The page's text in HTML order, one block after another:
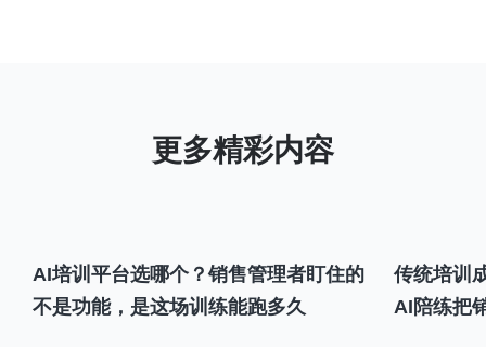
AI培训平台选哪个？销售管理者盯住的
不是功能，是这场训练能跑多久
传统培训
AI陪练把